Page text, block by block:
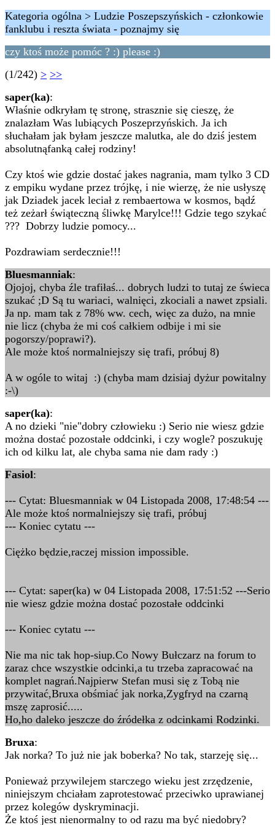
Kategoria ogólna > Ludzie Poszepszyńskich - członkowie
fanklubu i reszta świata - poznajmy się
czy ktoś może pomóc ? :) please :)
(1/242) > >>
saper(ka):
Właśnie odkryłam tę stronę, strasznie się cieszę, że
znalazłam Was lubiących Poszeprzyńskich. Ja ich
słuchałam jak byłam jeszcze malutka, ale do dziś jestem
absolutnąfanką całej rodziny!
Czy ktoś wie gdzie dostać jakes nagrania, mam tylko 3 CD
z empiku wydane przez trójkę, i nie wierzę, że nie usłyszę
jak Dziadek jacek leciał z rembaertowa w kosmos, bądź
też zeżarł świąteczną śliwkę Marylce!!! Gdzie tego szykać
??? Dobrzy ludzie pomocy...
Pozdrawiam serdecznie!!!
Bluesmanniak:
Ojojoj, chyba źle trafiłaś... dobrych ludzi to tutaj ze świeca
szukać ;D Są tu wariaci, walnięci, zkociali a nawet zpsiali.
Ja np. mam tak z 78% ww. cech, więc za dużo, na mnie
nie licz (chyba że mi coś całkiem odbije i mi sie
pogorszy/poprawi?).
Ale może ktoś normalniejszy się trafi, próbuj 8)
A w ogóle to witaj :) (chyba mam dzisiaj dyżur powitalny
:-\)
saper(ka):
A no dzieki "nie"dobry człowieku :) Serio nie wiesz gdzie
można dostać pozostałe oddcinki, i czy wogle? poszukuję
ich od kilku lat, ale chyba sama nie dam rady :)
Fasiol:
--- Cytat: Bluesmanniak w 04 Listopada 2008, 17:48:54 ---
Ale może ktoś normalniejszy się trafi, próbuj
--- Koniec cytatu ---
Ciężko będzie,raczej mission impossible.
--- Cytat: saper(ka) w 04 Listopada 2008, 17:51:52 ---Serio
nie wiesz gdzie można dostać pozostałe oddcinki
--- Koniec cytatu ---
Nie ma nic tak hop-siup.Co Nowy Bułczarz na forum to
zaraz chce wszystkie odcinki,a tu trzeba zapracować na
komplet nagrań.Najpierw Stefan musi się z Tobą nie
przywitać,Bruxa obśmiać jak norka,Zygfryd na czarną
mszę zaprosić.....
Ho,ho daleko jeszcze do źródełka z odcinkami Rodzinki.
Bruxa:
Jak norka? To już nie jak boberka? No tak, starzeję się...
Ponieważ przywilejem starczego wieku jest zrzędzenie,
niniejszym chciałam zaprotestować przeciwko uprawianej
przez kolegów dyskryminacji.
Że ktoś jest nienormalny to od razu ma być niedobry?